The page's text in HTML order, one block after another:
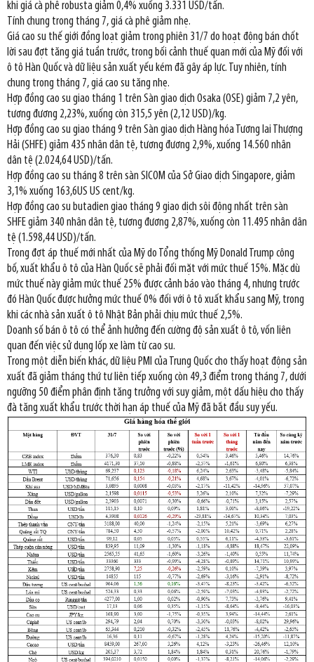
khi giá cà phê robusta giảm 0,4% xuống 3.331 USD/tấn.
Tính chung trong tháng 7, giá cà phê giảm nhẹ.
Giá cao su thế giới đồng loạt giảm trong phiên 31/7 do hoạt động bán chốt
lời sau đợt tăng giá tuần trước, trong bối cảnh thuế quan mới của Mỹ đối với
ô tô Hàn Quốc và dữ liệu sản xuất yếu kém đã gây áp lực. Tuy nhiên, tính
chung trong tháng 7, giá cao su tăng nhẹ.
Hợp đồng cao su giao tháng 1 trên Sàn giao dịch Osaka (OSE) giảm 7,2 yên,
tương đương 2,23%, xuống còn 315,5 yên (2,12 USD)/kg.
Hợp đồng cao su giao tháng 9 trên Sàn giao dịch Hàng hóa Tương lai Thượng
Hải (SHFE) giảm 435 nhân dân tệ, tương đương 2,9%, xuống 14.560 nhân
dân tệ (2.024,64 USD)/tấn.
Hợp đồng cao su tháng 8 trên sàn SICOM của Sở Giao dịch Singapore, giảm
3,1% xuống 163,6US US cent/kg.
Hợp đồng cao su butadien giao tháng 9 giao dịch sôi động nhất trên sàn
SHFE giảm 340 nhân dân tệ, tương đương 2,87%, xuống còn 11.495 nhân dân
tệ (1.598,44 USD)/tấn.
Trong đợt áp thuế mới nhất của Mỹ do Tổng thống Mỹ Donald Trump công
bố, xuất khẩu ô tô của Hàn Quốc sẽ phải đối mặt với mức thuế 15%. Mặc dù
mức thuế này giảm mức thuế 25% được cảnh báo vào tháng 4, nhưng trước
đó Hàn Quốc được hưởng mức thuế 0% đối với ô tô xuất khẩu sang Mỹ, trong
khi các nhà sản xuất ô tô Nhật Bản phải chịu mức thuế 2,5%.
Doanh số bán ô tô có thể ảnh hưởng đến cường độ sản xuất ô tô, vốn liên
quan đến việc sử dụng lốp xe làm từ cao su.
Trong một diễn biến khác, dữ liệu PMI của Trung Quốc cho thấy hoạt động sản
xuất đã giảm tháng thứ tư liên tiếp xuống còn 49,3 điểm trong tháng 7, dưới
ngưỡng 50 điểm phân định tăng trưởng với suy giảm, một dấu hiệu cho thấy
đà tăng xuất khẩu trước thời hạn áp thuế của Mỹ đã bắt đầu suy yếu.